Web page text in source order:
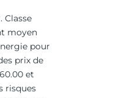
Classe
moyen
pour
prix de
et
risques